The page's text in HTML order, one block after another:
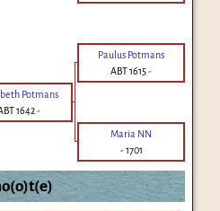
Paulus Potmans
ABT 1615-
Potmans
1642-
Maria NN
-1701